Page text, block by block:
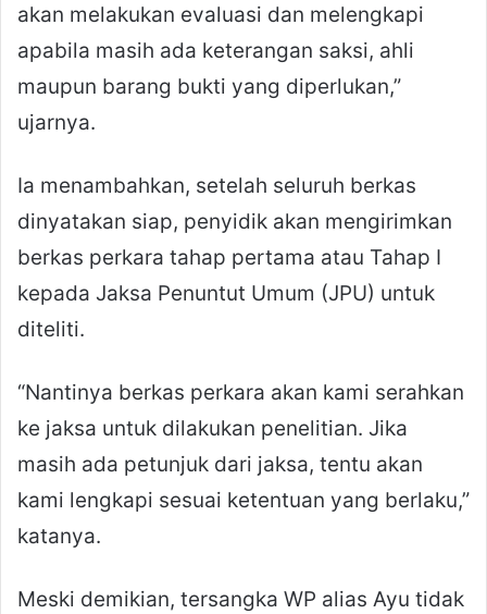
akan melakukan evaluasi dan melengkapi
apabila masih ada keterangan saksi, ahli
maupun barang bukti yang diperlukan,”
ujarnya.
Ia menambahkan, setelah seluruh berkas
dinyatakan siap, penyidik akan mengirimkan
berkas perkara tahap pertama atau Tahap I
kepada Jaksa Penuntut Umum (JPU) untuk
diteliti.
“Nantinya berkas perkara akan kami serahkan
ke jaksa untuk dilakukan penelitian. Jika
masih ada petunjuk dari jaksa, tentu akan
kami lengkapi sesuai ketentuan yang berlaku,”
katanya.
Meski demikian, tersangka WP alias Ayu tidak